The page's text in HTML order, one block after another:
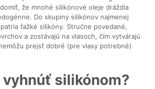
že mnohé silikónové oleje dráždia
Do skupiny silikónov najmenej
ťažké silikóny. Stručne povedané,
a zostávajú na vlasoch, čím vytvárajú
prejsť dobré (pre vlasy potrebné)
vyhnúť silikónom?